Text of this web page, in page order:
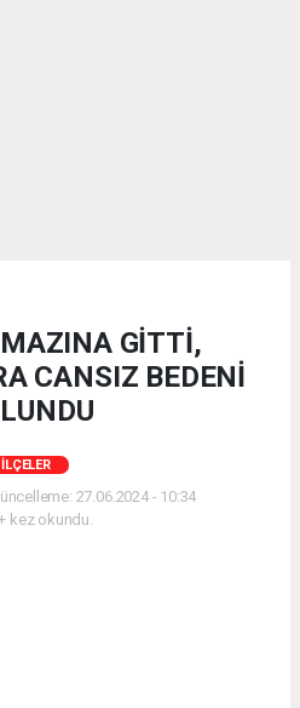
GİTTİ,
CANSIZ BEDENİ
İLÇELER
27.06.2024 - 10:34
kez okundu.